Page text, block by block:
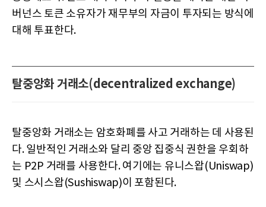
버넌스 토큰 소유자가 재무부의 자금이 투자되는 방식에
대해 투표한다.
탈중앙화 거래소(decentralized exchange)
탈중앙화 거래소는 암호화폐를 사고 거래하는 데 사용된
다. 일반적인 거래소와 달리 중앙 집중식 권한을 우회하
는 P2P 거래를 사용한다. 여기에는 유니스왑(Uniswap)
및 스시스왑(Sushiswap)이 포함된다.